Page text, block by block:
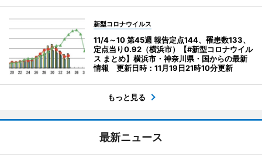
新型コロナウイルス
11/4～10 第45週 報告定点144、罹患数133、
定点当り0.92（横浜市）【#新型コロナウイル
ス まとめ】横浜市・神奈川県・国からの最新
情報 更新日時：11月19日21時10分更新
もっと見る
最新ニュース